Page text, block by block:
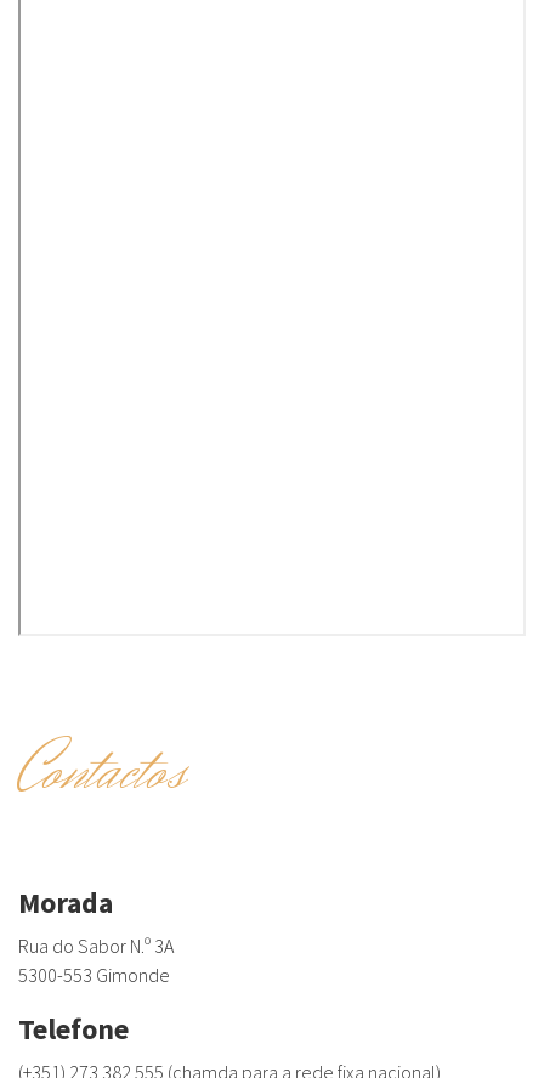
Contactos
Morada
Rua do Sabor N.º 3A
5300-553 Gimonde
Telefone
(+351) 273 382 555 (chamda para a rede fixa nacional)